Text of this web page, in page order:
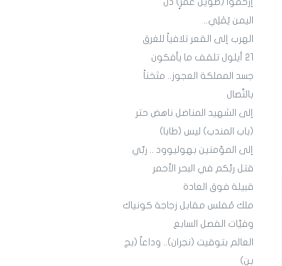
إرحموا (طويل عمرٍ) ذَلّْ
اليمن يُمْلِي..
الهرب إلى القعر تلافياً للغرق
21 أيلول تلقف ما يأفكون
جسد المملكة العجوز.. مثخناً
بالنِّصال
إلى الشهيد المناضل ناهض حتر
(باب المندب) ليس (طابا)
إلى المؤمنين بهوليوود .. ربِّي
قتل ربَّكم في البحر الأحمر
قبيلة فوق العادة
ملك مُفلس مقابل زجاجة كونياك
وفيَّات الفصل السابع
العالم بتوقيت (نجران).. وداعاً (بج
بن)